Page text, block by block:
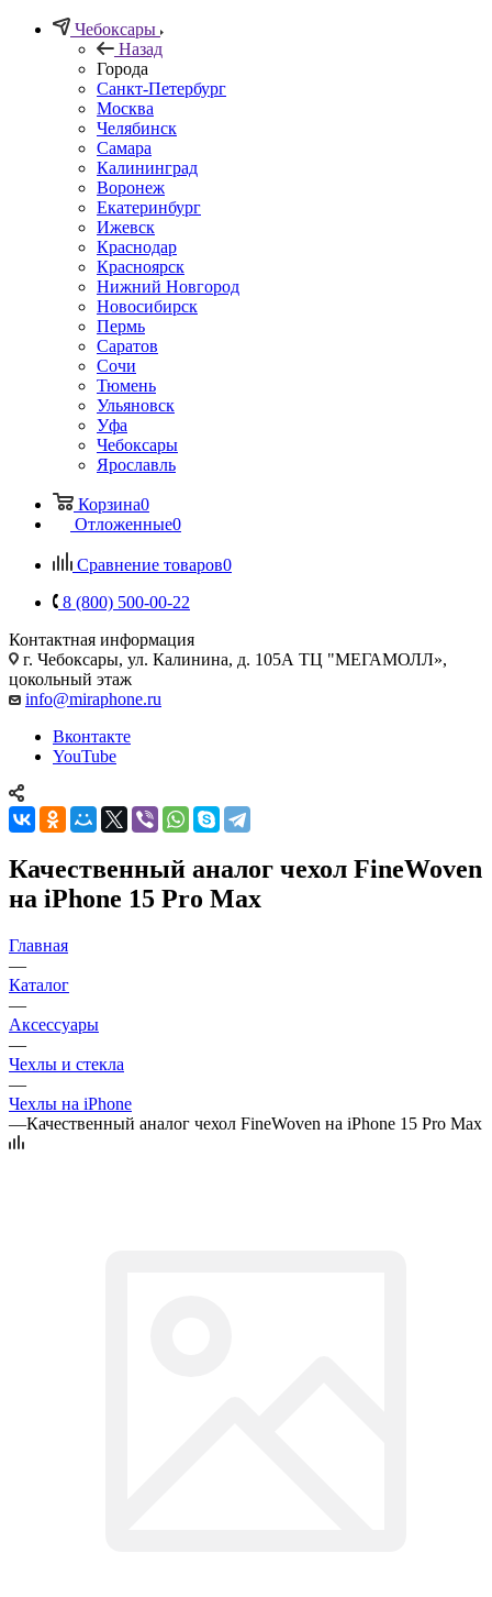
Чебоксары
Назад
Города
Санкт-Петербург
Москва
Челябинск
Самара
Калининград
Воронеж
Екатеринбург
Ижевск
Краснодар
Красноярск
Нижний Новгород
Новосибирск
Пермь
Саратов
Сочи
Тюмень
Ульяновск
Уфа
Чебоксары
Ярославль
Корзина0
Отложенные0
Сравнение товаров0
8 (800) 500-00-22
Контактная информация
г. Чебоксары, ул. Калинина, д. 105А ТЦ "МЕГАМОЛЛ»,
цокольный этаж
info@miraphone.ru
Вконтакте
YouTube
Качественный аналог чехол FineWoven
на iPhone 15 Pro Max
Главная
—
Каталог
—
Аксессуары
—
Чехлы и стекла
—
Чехлы на iPhone
—Качественный аналог чехол FineWoven на iPhone 15 Pro Max